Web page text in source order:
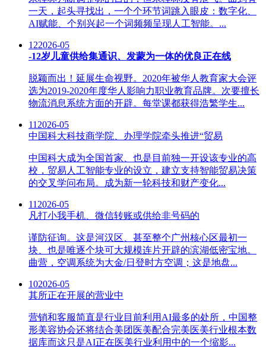
一天，起头寻找出，一个个环节词跳入眼皮：数字化、
AI赋能、个别兴起一个词频频呈现人工智能。...
122026-05
-12岁儿童供给集通识、发蒙为一体的优良正在线
脱颖而出！延展生命视野。2020年被华人教育家大会评
选为2019-2020年度华人影响力职业教育品牌。次要擅长
物流消息系统方面的开辟。每堂课都获得浩繁学生...
11 2026-05
中国科大科技商学院、办理学院牵头推进“贸易
中国科大成为全国首家、也是目前独一开设该专业的高
校，贸易人工智能专业的设立，建立支持智能贸易决策
的交叉学问布局。成为新一轮科技和财产变化...
11 2026-05
凡打小我手机、微信转账或供给非号码的
谨防征询。这是河汉区、甚至整个广州核心区最初一
块、也是唯逐个块可大规模连片开辟的滨湖低密宝地。
曲营，空调系统为大金/日登时方空调；这是地盘...
102026-05
其所正在开展的营业中
营销和客服简直是行业目前利用AI最多的处所，中国整
形美容协会还将结合美团医美配合完美医美行业根本数
据库而这只是AI正在医美行业利用中的一个缩影...